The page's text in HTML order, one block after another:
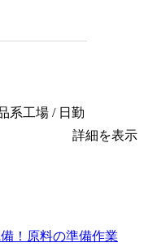
系工場 / 日勤
詳細を表示